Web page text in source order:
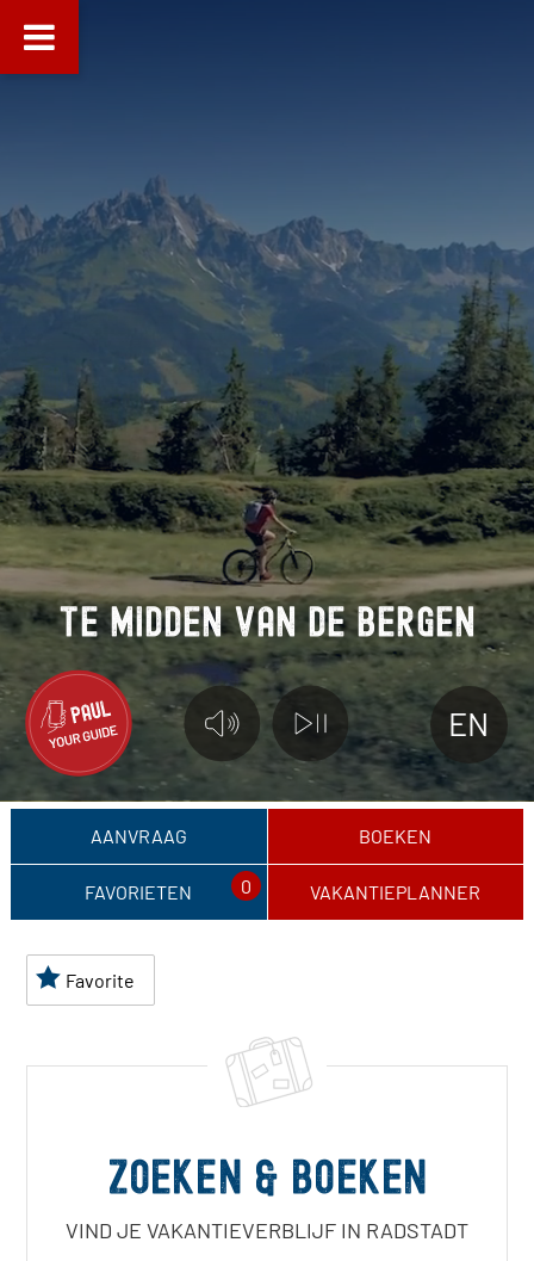
EN
TE MIDDEN VAN DE BERGEN
AANVRAAG BOEKEN
FAVORIETEN 0 VAKANTIEPLANNER
Favorite
Zoeken & boeken
VIND JE VAKANTIEVERBLIJF IN RADSTADT